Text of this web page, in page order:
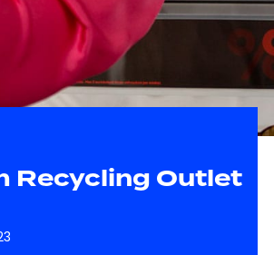
Recycling Outlet